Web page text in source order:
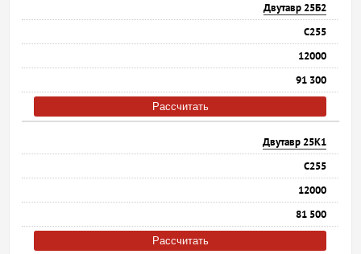
Двутавр 25Б2
С255
12000
91 300
Рассчитать
Двутавр 25К1
С255
12000
81 500
Рассчитать